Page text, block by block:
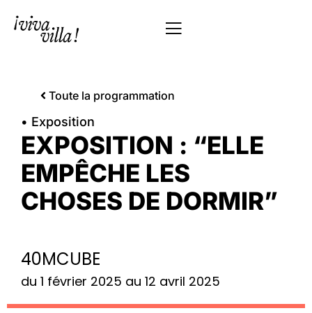
Toute la programmation
• Exposition
EXPOSITION : “ELLE
EMPÊCHE LES
CHOSES DE DORMIR”
40MCUBE
du 1 février 2025 au 12 avril 2025